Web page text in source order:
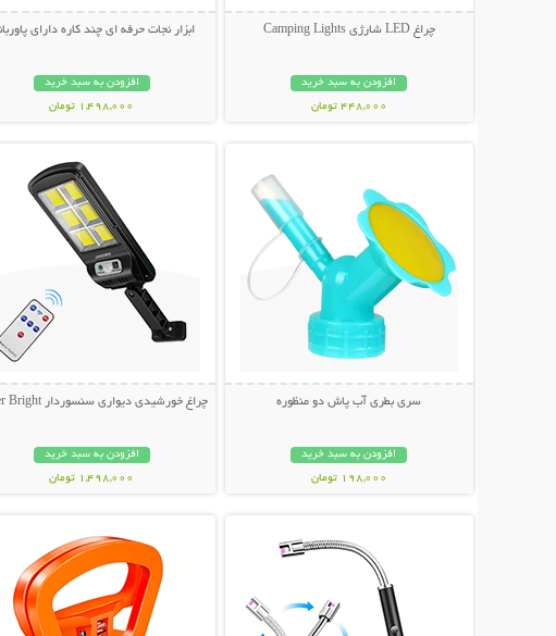
چراغ LED شارژی Camping Lights
افزودن به سبد خرید
448,000 تومان
ابزار نجات حرفه ای چند کاره دارای
افزودن به سبد خرید
1,498,000 تومان
سری بطری آب پاش دو منظوره
افزودن به سبد خرید
198,000 تومان
چراغ خورشیدی دیواری سنسوردار Super Bright
افزودن به سبد خرید
1,498,000 تومان